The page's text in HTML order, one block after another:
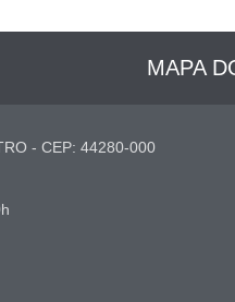
MAPA
- CEP: 44280-000